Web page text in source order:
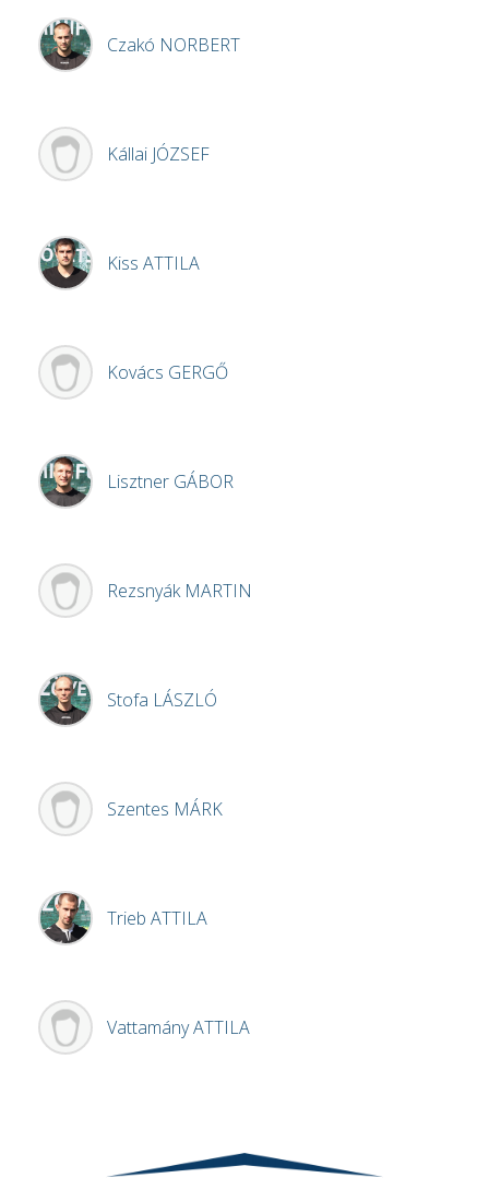
Czakó NORBERT
Kállai JÓZSEF
Kiss ATTILA
Kovács GERGŐ
Lisztner GÁBOR
Rezsnyák MARTIN
Stofa LÁSZLÓ
Szentes MÁRK
Trieb ATTILA
VattamányATTILA